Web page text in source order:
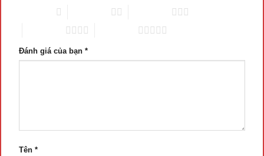
Đánh giá của bạn *
Tên *